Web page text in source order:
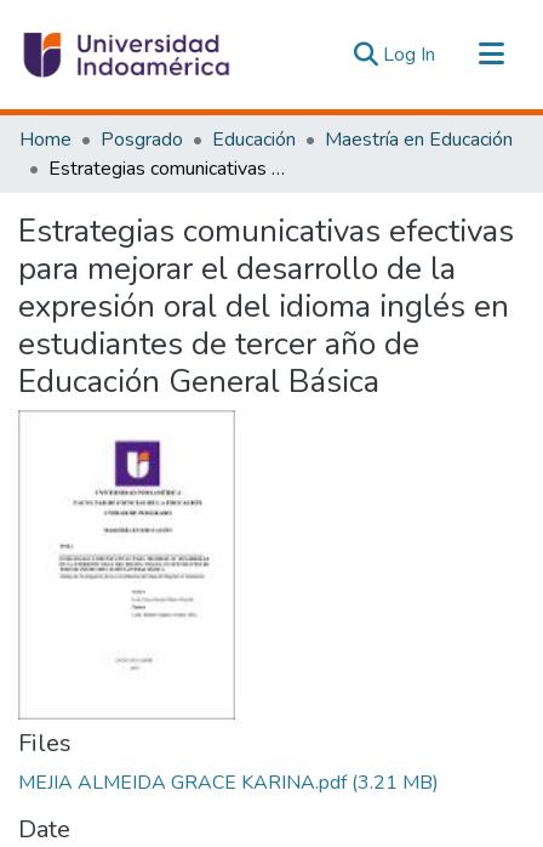
Log In (current)
Communities & Collections
All of DSpace
Estadísticas Externas
Home Posgrado Educación
Maestría en Educación
Estrategias comunicativas efectivas para mejorar el desarrollo de la expresión oral del idioma inglés en estudiantes de tercer año de Educación General Básica
Estrategias comunicativas efectivas
para mejorar el desarrollo de la
expresión oral del idioma inglés en
estudiantes de tercer año de
Educación General Básica
Files
MEJIA ALMEIDA GRACE KARINA.pdf(3.21 MB)
Date